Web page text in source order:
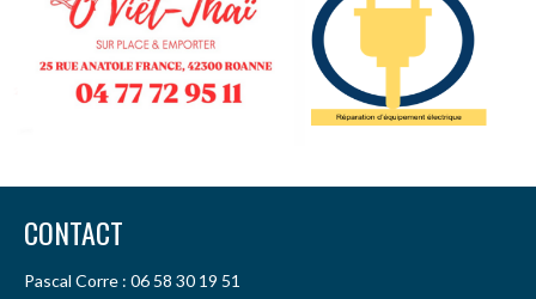
CONTACT
Pascal Corre : 06 58 30 19 51